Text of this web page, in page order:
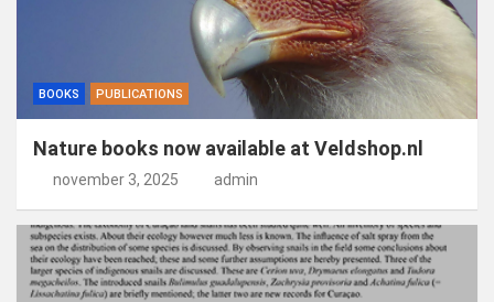
BOOKS PUBLICATIONS
Nature books now available at Veldshop.nl
november 3, 2025 admin